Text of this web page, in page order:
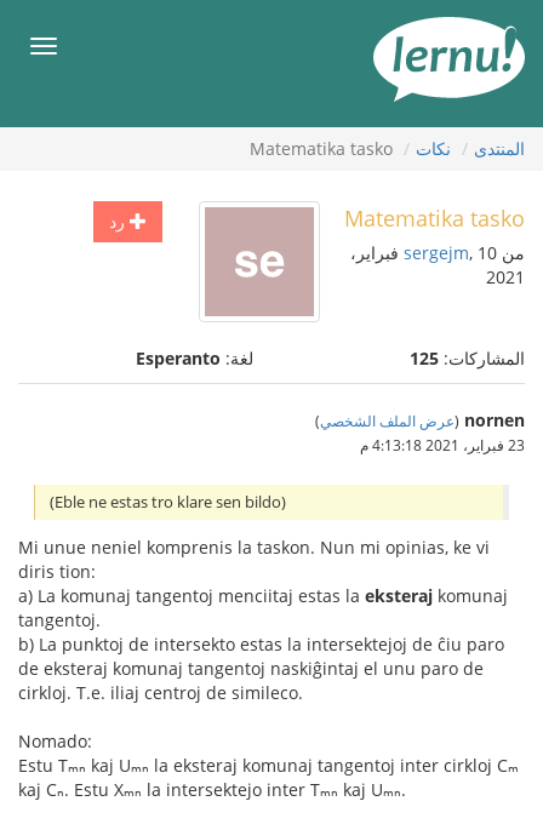
المحتويات
قائمة
المنتدى نكات Matematika tasko
رد Matematika tasko
من sergejm , 10 فبراير،
2021
المشاركات: 125 لغة: Esperanto
nornen
(عرض الملف الشخصي)
23 فبراير، 2021 4:13:18 م
(Eble ne estas tro klare sen bildo)
Mi unue neniel komprenis la taskon. Nun mi opinias, ke vi
diris tion:
a) La komunaj tangentoj menciitaj estas la eksteraj komunaj
tangentoj.
b) La punktoj de intersekto estas la intersektejoj de ĉiu paro
de eksteraj komunaj tangentoj naskiĝintaj el unu paro de
cirkloj. T.e. iliaj centroj de simileco.
Nomado:
Estu Tₘₙ kaj Uₘₙ la eksteraj komunaj tangentoj inter cirkloj Cₘ
kaj Cₙ. Estu Xₘₙ la intersektejo inter Tₘₙ kaj Uₘₙ.